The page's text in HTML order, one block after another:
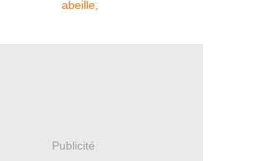
Publicité